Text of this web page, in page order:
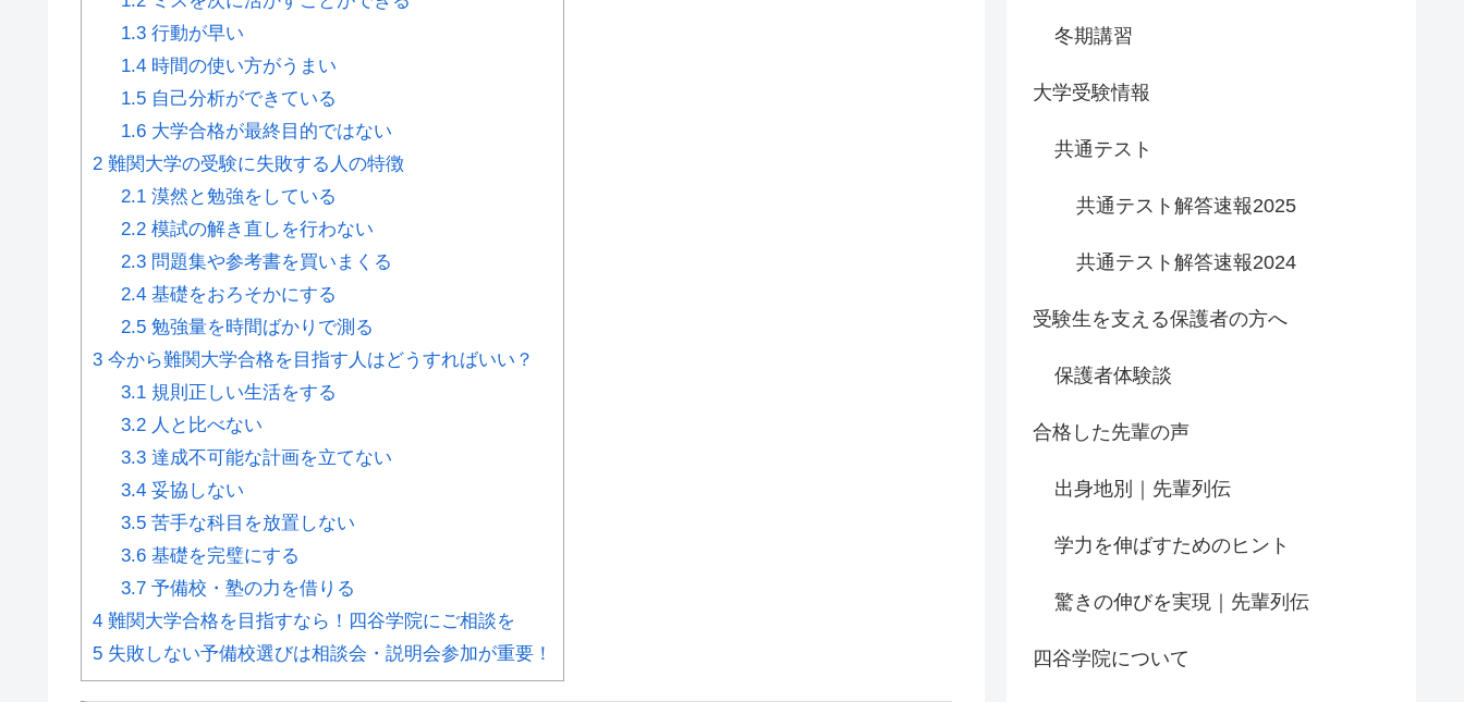
1.3行動が早い
1.4時間の使い方がうまい
1.5自己分析ができている
1.6大学合格が最終目的ではない
2 難関大学の受験に失敗する人の特徴
2.1漠然と勉強をしている
2.2模試の解き直しを行わない
2.3問題集や参考書を買いまくる
2.4基礎をおろそかにする
2.5勉強量を時間ばかりで測る
3 今から難関大学合格を目指す人はどうすればいい？
3.1規則正しい生活をする
3.2人と比べない
3.3達成不可能な計画を立てない
3.4妥協しない
3.5苦手な科目を放置しない
3.6基礎を完璧にする
3.7予備校・塾の力を借りる
4 難関大学合格を目指すなら！四谷学院にご相談を
5 失敗しない予備校選びは相談会・説明会参加が重要！
冬期講習
大学受験情報
共通テスト
共通テスト解答速報2025
共通テスト解答速報2024
受験生を支える保護者の方へ
保護者体験談
合格した先輩の声
出身地別｜先輩列伝
学力を伸ばすためのヒント
驚きの伸びを実現｜先輩列伝
四谷学院について